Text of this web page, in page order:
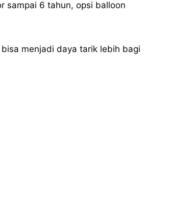
sampai 6 tahun, opsi balloon
menjadi daya tarik lebih bagi